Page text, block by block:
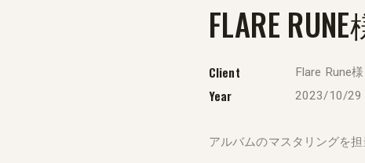
FLARE
Client Flare Rune様
Year 2023/10/29
アルバムのマスタリングを担